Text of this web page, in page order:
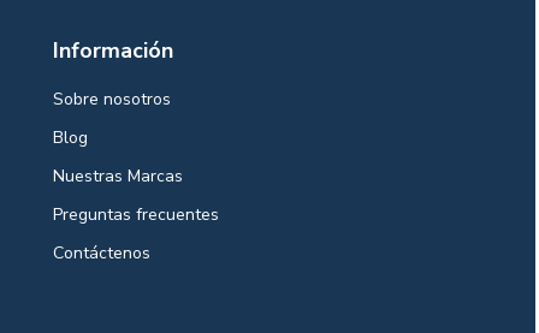
Información
Sobre nosotros
Blog
Nuestras Marcas
Preguntas frecuentes
Contáctenos